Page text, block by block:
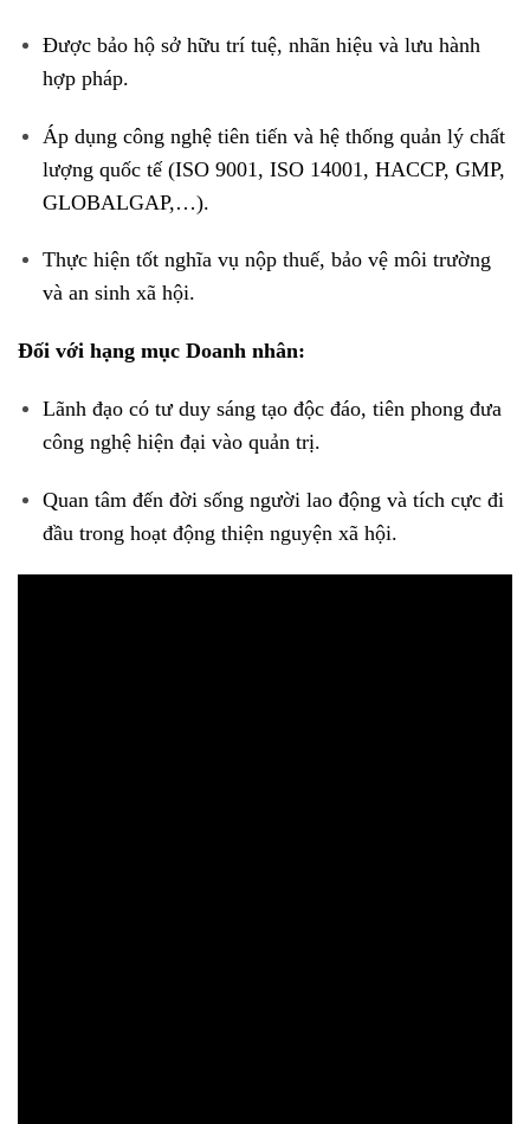
Được bảo hộ sở hữu trí tuệ, nhãn hiệu và lưu hành
hợp pháp.
Áp dụng công nghệ tiên tiến và hệ thống quản lý chất
lượng quốc tế (ISO 9001, ISO 14001, HACCP, GMP,
GLOBALGAP,…).
Thực hiện tốt nghĩa vụ nộp thuế, bảo vệ môi trường
và an sinh xã hội.
Đối với hạng mục Doanh nhân:
Lãnh đạo có tư duy sáng tạo độc đáo, tiên phong đưa
công nghệ hiện đại vào quản trị.
Quan tâm đến đời sống người lao động và tích cực đi
đầu trong hoạt động thiện nguyện xã hội.